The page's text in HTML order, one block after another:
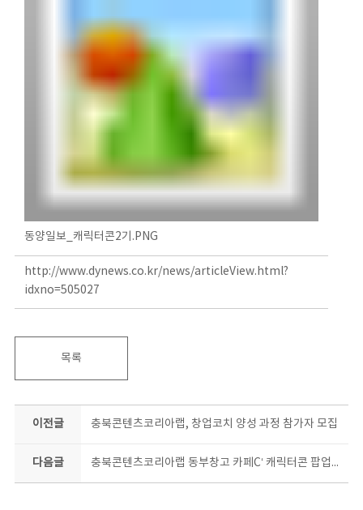
동양일보_캐릭터콘2기.PNG
http://www.dynews.co.kr/news/articleView.html?
idxno=505027
목록
이전글 충북콘텐츠코리아랩, 창업코치 양성 과정 참가자 모집
다음글 충북콘텐츠코리아랩 동부창고 카페C‘ 캐릭터콘 팝업스토어’ 열었다